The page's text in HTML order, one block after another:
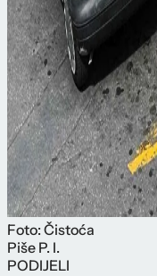
Foto: Čistoća
Piše P. I.
PODIJELI